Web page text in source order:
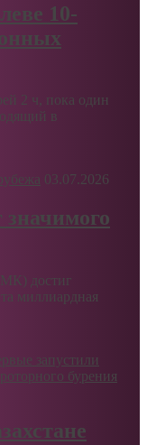
10-
2 ч, пока один
в
03.07.2026
достиг
миллиардная